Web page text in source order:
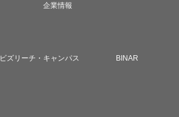
企業情報
ビズリーチ・キャンパス BINAR